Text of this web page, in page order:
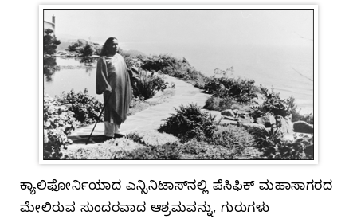
ಕ್ಯಾಲಿಫೋರ್ನಿಯಾದ ಎನ್ಸಿನಿಟಾಸ್‌ನಲ್ಲಿ ಪೆಸಿಫಿಕ್ ಮಹಾಸಾಗರದ
ಮೇಲಿರುವ ಸುಂದರವಾದ ಆಶ್ರಮವನ್ನು, ಗುರುಗಳು